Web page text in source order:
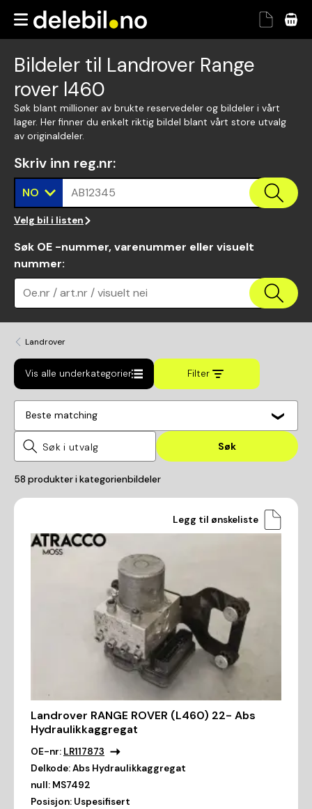
Bildeler til Landrover Range
rover l460
Søk blant millioner av brukte reservedeler og bildeler i vårt
lager. Her finner du enkelt riktig bildel blant vårt store utvalg
av originaldeler.
Skriv inn reg.nr:
NO AB12345
Velg bil i listen
Søk OE -nummer, varenummer eller visuelt
nummer:
Oe.nr / art.nr / visuelt nei
Landrover
Vis alle underkategorier Filter
Beste matching
Søk
58 produkter i kategorienbildeler
Legg til ønskeliste
Landrover RANGE ROVER (L460) 22- Abs
Hydraulikkaggregat
OE-nr: LR117873
Delkode:Abs Hydraulikkaggregat
null: MS7492
Posisjon: Uspesifisert